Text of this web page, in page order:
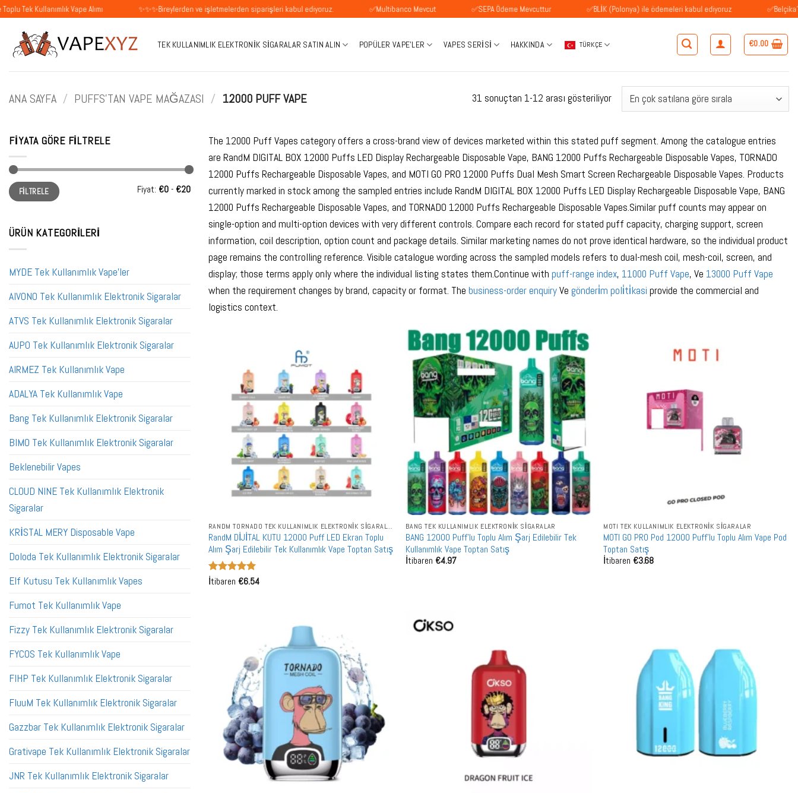
İçeriğe Vape Alımı ✨✨✨Bireylerden ve işletmelerden siparişleri kabul ediyoruz. ✅Multibanco Mevcut ✅SEPA Ödeme Mevcuttur ✅BLİK (Polonya) ile ödemeleri kabul ediyoruz ✅Belçika'daki
TEK KULLANIMLIK ELEKTRONIK SIGARALAR SATIN ALIN POPÜLER VAPE'LER VAPES SERISI HAKKINDA TÜRKÇE €0.00
ANA SAYFA / PUFFS'TAN VAPE MAĞAZASI / 12000 PUFF VAPE 31 sonuçtan 1-12 arası gösteriliyorPopülerliğe
göre
FIYATA GÖRE FILTRELE
En
düşük
fiyat
En
yüksek
fiyat
FILTRELE Fiyat: €0 - €20
ÜRÜN KATEGORILERI
MYDE Tek Kullanımlık Vape'ler
AIVONO Tek Kullanımlık Elektronik Sigaralar
ATVS Tek Kullanımlık Elektronik Sigaralar
AUPO Tek Kullanımlık Elektronik Sigaralar
AIRMEZ Tek Kullanımlık Vape
ADALYA Tek Kullanımlık Vape
Bang Tek Kullanımlık Elektronik Sigaralar
BIMO Tek Kullanımlık Elektronik Sigaralar
Beklenebilir Vapes
CLOUD NINE Tek Kullanımlık Elektronik
Sigaralar
KRİSTAL MERY Disposable Vape
Doloda Tek Kullanımlık Elektronik Sigaralar
Elf Kutusu Tek Kullanımlık Vapes
Fumot Tek Kullanımlık Vape
Fizzy Tek Kullanımlık Elektronik Sigaralar
FYCOS Tek Kullanımlık Vape
FIHP Tek Kullanımlık Elektronik Sigaralar
FluuM Tek Kullanımlık Elektronik Sigaralar
Gazzbar Tek Kullanımlık Elektronik Sigaralar
Grativape Tek Kullanımlık Elektronik Sigaralar
JNR Tek Kullanımlık Elektronik Sigaralar
The 12000 Puff Vapes category offers a cross-brand view of devices marketed within this stated puff segment. Among the catalogue entries
are RandM DIGITAL BOX 12000 Puffs LED Display Rechargeable Disposable Vape, BANG 12000 Puffs Rechargeable Disposable Vapes, TORNADO
12000 Puffs Rechargeable Disposable Vapes, and MOTI GO PRO 12000 Puffs Dual Mesh Smart Screen Rechargeable Disposable Vapes. Products
currently marked in stock among the sampled entries include RandM DIGITAL BOX 12000 Puffs LED Display Rechargeable Disposable Vape, BANG
12000 Puffs Rechargeable Disposable Vapes, and TORNADO 12000 Puffs Rechargeable Disposable Vapes.Similar puff counts may appear on
single-option and multi-option devices with very different controls. Compare each record for stated puff capacity, charging support, screen
information, coil description, option count and package details. Similar marketing names do not prove identical hardware, so the individual product
page remains the controlling reference. Visible catalogue wording across the sampled models refers to dual-mesh coil, mesh-coil, screen, and
display; those terms apply only where the individual listing states them.Continue with puff-range index, 11000 Puff Vape, Ve 13000 Puff Vape
when the requirement changes by brand, capacity or format. The business-order enquiryVe gönderi̇m poli̇ti̇kasi provide the commercial and
logistics context.
RANDM TORNADO TEK KULLANIMLIK ELEKTRONIK SIGARALAR
RandM DİJİTAL KUTU 12000 Puff LED Ekran Toplu
Alım Şarj Edilebilir Tek Kullanımlık Vape Toptan Satış
5 üzerinden
İtibaren €6.54
BANG TEK KULLANIMLIK ELEKTRONIK SIGARALAR
BANG 12000 Puff'lu Toplu Alım Şarj Edilebilir Tek
Kullanımlık Vape Toptan Satış
İtibaren €4.97
MOTI TEK KULLANIMLIK ELEKTRONIK SIGARALAR
MOTI GO PRO Pod 12000 Puff'lu Toplu Alım Vape Pod
Toptan Satış
İtibaren €3.68